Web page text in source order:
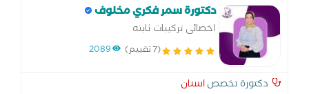
دكتورة سمر فكري مخلوف
اخصائى تركيبات ثابته
(7 تقييم) 2089
دكتورة تخصصاسنان